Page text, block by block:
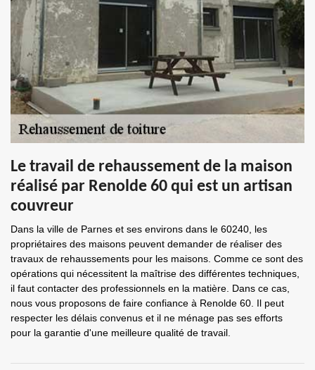
Le travail de rehaussement de la maison
réalisé par Renolde 60 qui est un artisan
couvreur
Dans la ville de Parnes et ses environs dans le 60240, les
propriétaires des maisons peuvent demander de réaliser des
travaux de rehaussements pour les maisons. Comme ce sont des
opérations qui nécessitent la maîtrise des différentes techniques,
il faut contacter des professionnels en la matière. Dans ce cas,
nous vous proposons de faire confiance à Renolde 60. Il peut
respecter les délais convenus et il ne ménage pas ses efforts
pour la garantie d'une meilleure qualité de travail.